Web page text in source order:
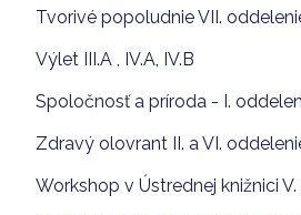
Tvorivé popoludnie VII.
Výlet III.A , IV.A, IV.B
Spoločnosť a príroda - I.
Zdravý olovrant II. a VI.
Workshop v Ústrednej knižnici